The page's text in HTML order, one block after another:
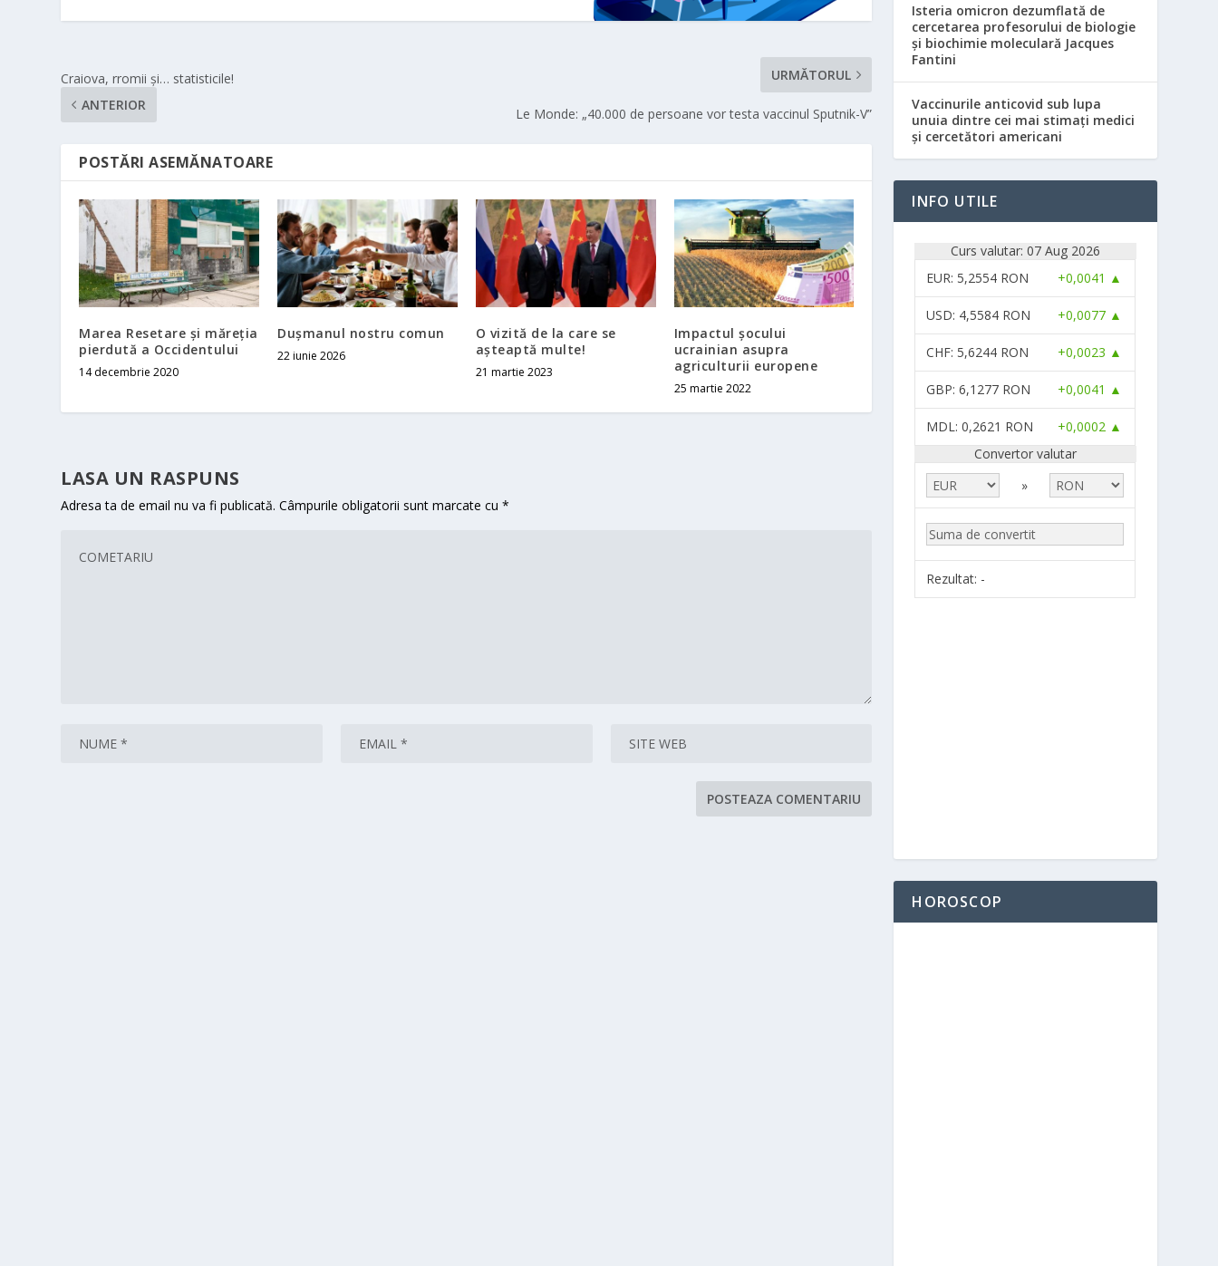
Craiova, rromii şi… statisticile!
ANTERIOR
URMĂTORUL
Le Monde: „40.000 de persoane vor testa vaccinul Sputnik-V”
POSTĂRI ASEMĂNATOARE
Marea Resetare și măreția
pierdută a Occidentului
14 decembrie 2020
Dușmanul nostru comun
22 iunie 2026
O vizită de la care se
aşteaptă multe!
21 martie 2023
Impactul şocului
ucrainian asupra
agriculturii europene
25 martie 2022
LASA UN RASPUNS
Adresa ta de email nu va fi publicată. Câmpurile obligatorii sunt marcate cu*
Isteria omicron dezumflată de
cercetarea profesorului de biologie
și biochimie moleculară Jacques
Fantini
Vaccinurile anticovid sub lupa
unuia dintre cei mai stimați medici
și cercetători americani
INFO UTILE
Curs valutar: 07 Aug 2026
EUR: 5,2554 RON +0,0041 ▲
USD: 4,5584 RON +0,0077 ▲
CHF: 5,6244 RON +0,0023 ▲
GBP: 6,1277 RON +0,0041 ▲
MDL : 0,2621 RON
+0,0002 ▲
Convertor valutar
»
Rezultat: -
HOROSCOP